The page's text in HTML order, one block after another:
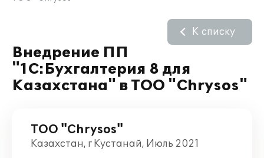
Внедрение ПП
"1С:Бухгалтерия 8 для
Казахстана" в ТОО "Chrysos"
К списку
ТОО "Chrysos"
Казахстан, г Кустанай, Июль 2021